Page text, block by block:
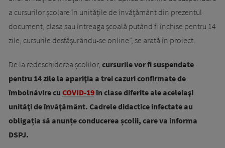
a cursurilor şcolare în unităţile de învăţământ din prezentul
document, clasa sau întreaga şcoală putând fi închise pentru 14
zile, cursurile desfăşurându-se online”, se arată în proiect.
De la redeschiderea școlilor, cursurile vor fi suspendate
pentru 14 zile la apariţia a trei cazuri confirmate de
îmbolnăvire cu COVID-19în clase diferite ale aceleiaşi
unităţi de învăţământ. Cadrele didactice infectate au
obligația să anunțe conducerea școlii, care va informa
DSPJ.